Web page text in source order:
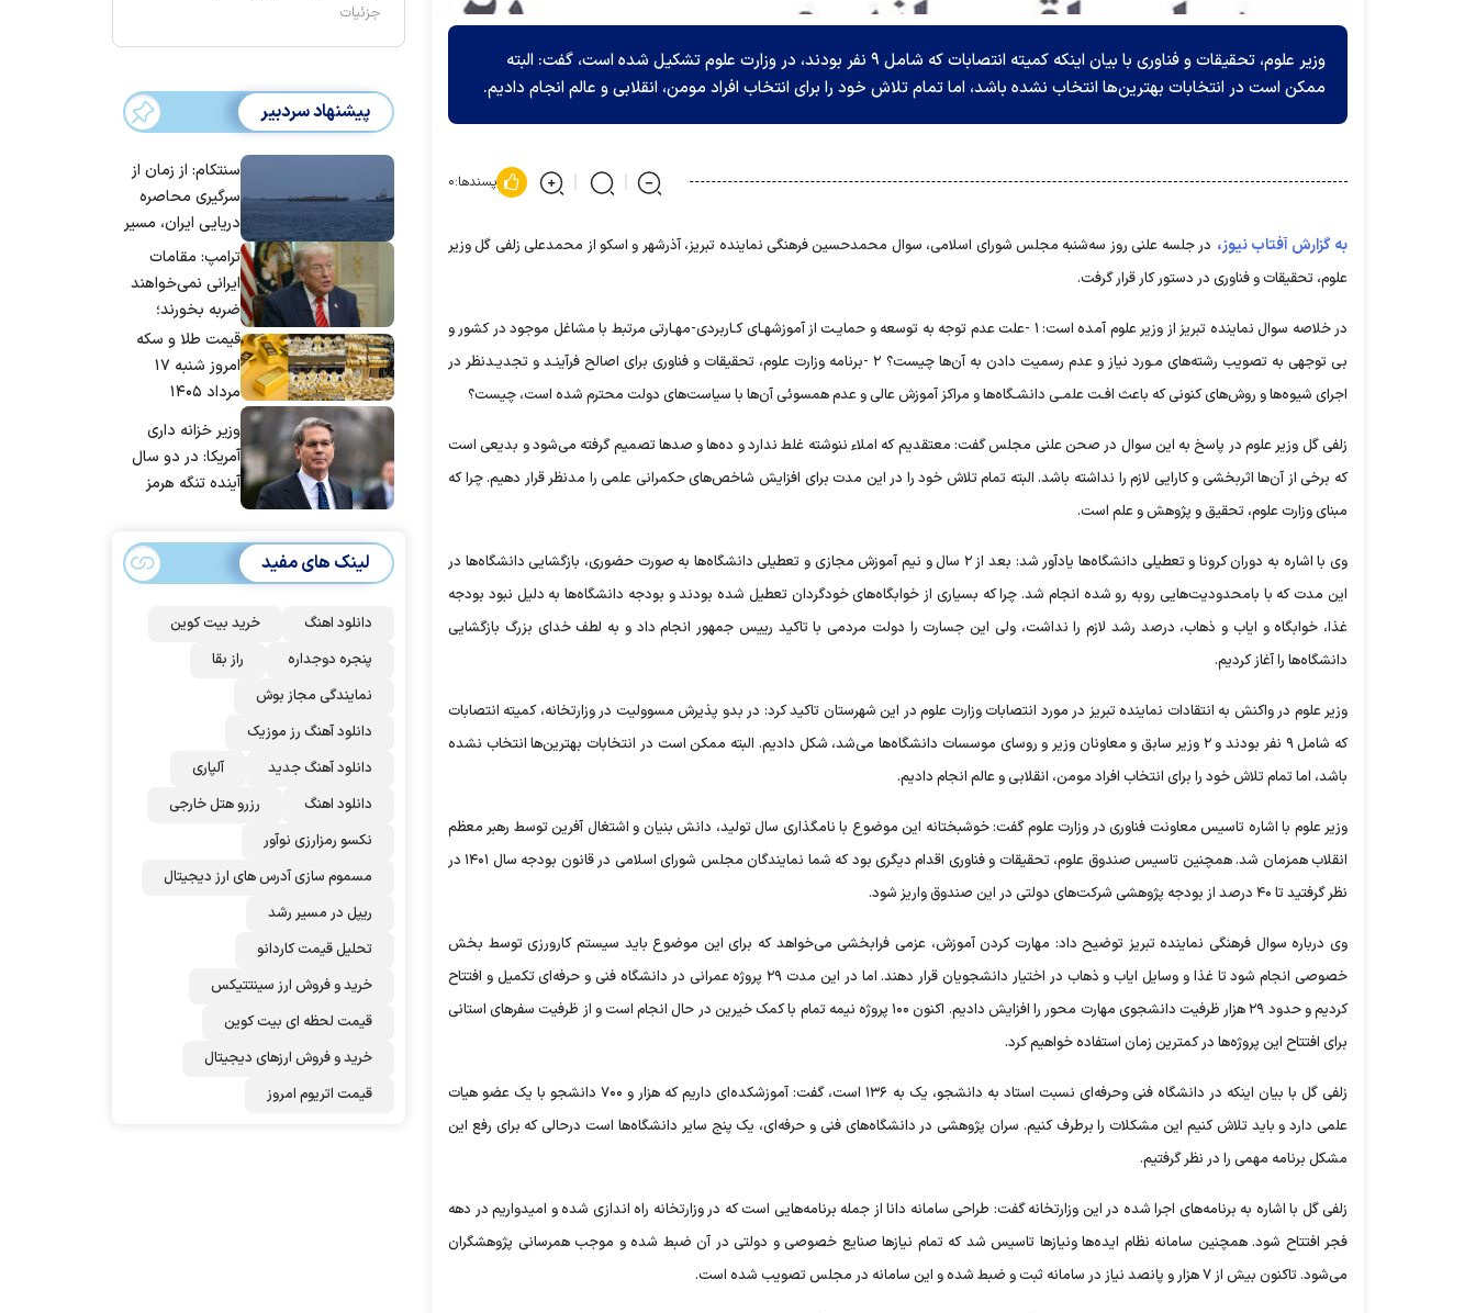
وزیر علوم، تحقیقات و فناوری با بیان اینکه کمیته انتصابات که شامل ۹ نفر بودند، در وزارت علوم تشکیل شده است، گفت: البته
ممکن است در انتخابات بهترین‌ها انتخاب نشده باشد، اما تمام تلاش خود را برای انتخاب افراد مومن، انقلابی و عالم انجام دادیم.
پسندها:۰
به گزارش آفتاب نیوز، در جلسه علنی روز سه‌شنبه مجلس شورای اسلامی، سوال محمدحسین فرهنگی نماینده تبریز، آذرشهر و اسکو از محمدعلی زلفی گل وزیر
علوم، تحقیقات و فناوری در دستور کار قرار گرفت.
در خلاصه سوال نماینده تبریز از وزیر علوم آمده است: ۱ -علت عدم توجه به توسعه و حمایـت از آموزشهـای کـاربردی-مهـارتی مرتبط با مشاغل موجود در کشور و
بی توجهی به تصویب رشته‌های مـورد نیاز و عدم رسمیت دادن به آن‌ها چیست؟ ۲ -برنامه وزارت علوم، تحقیقات و فناوری برای اصالح فرآینـد و تجدیـدنظر در
اجرای شیوه‌ها و روش‌های کنونی که باعث افـت علمـی دانشـگاه‌ها و مراکز آموزش عالی و عدم همسوئی آن‌ها با سیاست‌های دولت محترم شده است، چیست؟
زلفی گل وزیر علوم در پاسخ به این سوال در صحن علنی مجلس گفت: معتقدیم که املاء ننوشته غلط ندارد و ده‌ها و صد‌ها تصمیم گرفته می‌شود و بدیعی است
که برخی از آن‌ها اثربخشی و کارایی لازم را نداشته باشد. البته تمام تلاش خود را در این مدت برای افزایش شاخص‌های حکمرانی علمی را مدنظر قرار دهیم. چرا که
مبنای وزارت علوم، تحقیق و پژوهش و علم است.
وی با اشاره به دوران کرونا و تعطیلی دانشگاه‌ها یادآور شد: بعد از ۲ سال و نیم آموزش مجازی و تعطیلی دانشگاه‌ها به صورت حضوری، بازگشایی دانشگاه‌ها در
این مدت که با بامحدودیت‌هایی روبه رو شده انجام شد. چرا که بسیاری از خوابگاه‌های خودگردان تعطیل شده بودند و بودجه دانشگاه‌ها به دلیل نبود بودجه
غذا، خوابگاه و ایاب و ذهاب، درصد رشد لازم را نداشت، ولی این جسارت را دولت مردمی با تاکید رییس جمهور انجام داد و به لطف خدای بزرگ بازگشایی
دانشگاه‌ها را آغاز کردیم.
وزیر علوم در واکنش به انتقادات نماینده تبریز در مورد انتصابات وزارت علوم در این شهرستان تاکید کرد: در بدو پذیرش مسوولیت در وزارتخانه، کمیته انتصابات
که شامل ۹ نفر بودند و ۲ وزیر سابق و معاونان وزیر و روسای موسسات دانشگاه‌ها می‌شد، شکل دادیم. البته ممکن است در انتخابات بهترین‌ها انتخاب نشده
باشد، اما تمام تلاش خود را برای انتخاب افراد مومن، انقلابی و عالم انجام دادیم.
وزیر علوم با اشاره تاسیس معاونت فناوری در وزارت علوم گفت: خوشبختانه این موضوع با نامگذاری سال تولید، دانش بنیان و اشتغال آفرین توسط رهبر معظم
انقلاب همزمان شد. همچنین تاسیس صندوق علوم، تحقیقات و فناوری اقدام دیگری بود که شما نمایندگان مجلس شورای اسلامی در قانون بودجه سال ۱۴۰۱ در
نظر گرفتید تا ۴۰ درصد از بودجه پژوهشی شرکت‌های دولتی در این صندوق واریز شود.
وی درباره سوال فرهنگی نماینده تبریز توضیح داد: مهارت کردن آموزش، عزمی فرابخشی می‌خواهد که برای این موضوع باید سیستم کارورزی توسط بخش
خصوصی انجام شود تا غذا و وسایل ایاب و ذهاب در اختیار دانشجویان قرار دهند. اما در این مدت ۲۹ پروژه عمرانی در دانشگاه فنی و حرفه‌ای تکمیل و افتتاح
کردیم و حدود ۲۹ هزار ظرفیت دانشجوی مهارت محور را افزایش دادیم. اکنون ۱۰۰ پروژه نیمه تمام با کمک خیرین در حال انجام است و از ظرفیت سفر‌های استانی
برای افتتاح این پروژه‌ها در کمترین زمان استفاده خواهیم کرد.
زلفی گل با بیان اینکه در دانشگاه فنی وحرفه‌ای نسبت استاد به دانشجو، یک به ۱۳۶ است، گفت: آموزشکده‌ای داریم که هزار و ۷۰۰ دانشجو با یک عضو هیات
علمی دارد و باید تلاش کنیم این مشکلات را برطرف کنیم. سران پژوهشی در دانشگاه‌های فنی و حرفه‌ای، یک پنج سایر دانشگاه‌ها است درحالی که برای رفع این
مشکل برنامه مهمی را در نظر گرفتیم.
زلفی گل با اشاره به برنامه‌های اجرا شده در این وزارتخانه گفت: طراحی سامانه دانا از جمله برنامه‌هایی است که در وزارتخانه راه اندازی شده و امیدواریم در دهه
فجر افتتاح شود. همچنین سامانه نظام ایده‌ها ونیاز‌ها تاسیس شد که تمام نیاز‌ها صنایع خصوصی و دولتی در آن ضبط شده و موجب همرسانی پژوهشگران
می‌شود. تاکنون بیش از ۷ هزار و پانصد نیاز در سامانه ثبت و ضبط شده و این سامانه در مجلس تصویب شده است.
جزئیات
پیشنهاد سردبیر
سنتکام: از زمان از
سرگیری محاصره
دریایی ایران، مسیر
بیش از ۵۰ کشتی را
تغییر داده‌ایم
ترامپ: مقامات
ایرانی نمی‌خواهند
ضربه بخورند؛
می‌خواهند به
توافق برسند
قیمت طلا و سکه
امروز شنبه ۱۷
مرداد ۱۴۰۵
وزیر خزانه داری
آمریکا: در دو سال
آینده تنگه هرمز
لینک های مفید
دانلود اهنگ
خرید بیت کوین
پنجره دوجداره
راز بقا
نمایندگی مجاز بوش
دانلود آهنگ رز‌ موزیک
دانلود آهنگ جدید
آلپاری
دانلود اهنگ
رزرو هتل خارجی
نکسو رمزارزی نوآور
مسموم سازی آدرس های ارز دیجیتال
ریپل در مسیر رشد
تحلیل قیمت کاردانو
خرید و فروش ارز سینتتیکس
قیمت لحظه ای بیت کوین
خرید و فروش ارزهای دیجیتال
قیمت اتریوم امروز